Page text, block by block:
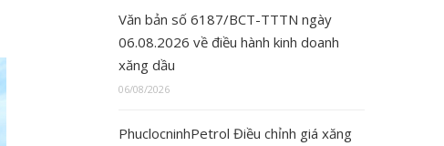
Văn bản số 6187/BCT-TTTN ngày
06.08.2026 về điều hành kinh doanh
xăng dầu
06/08/2026
PhuclocninhPetrol Điều chỉnh giá xăng